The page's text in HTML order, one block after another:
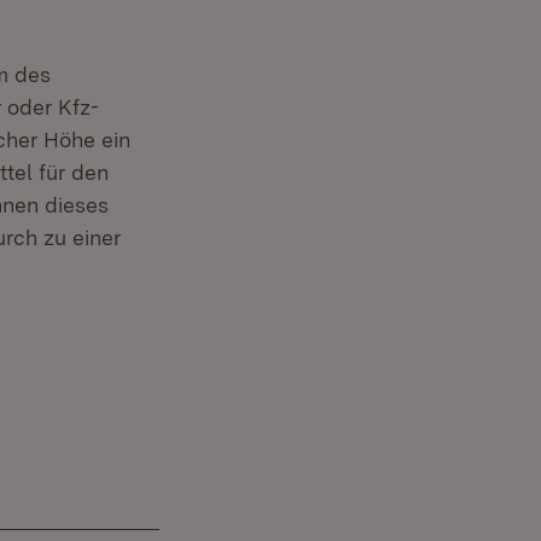
des
oder Kfz-
Höhe ein
für den
dieses
zu einer